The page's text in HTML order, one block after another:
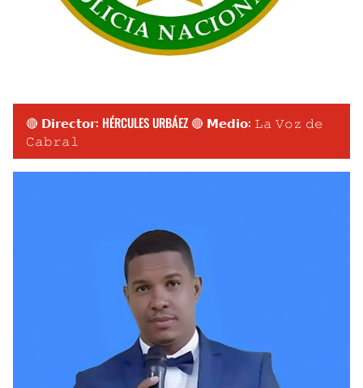
🔴 𝗗𝗶𝗿𝗲𝗰𝘁𝗼𝗿: HÉRCULES URBÁEZ 🔴 𝗠𝗲𝗱𝗶𝗼: 𝙻𝚊 𝚅𝚘𝚣 𝚍𝚎
𝙲𝚊𝚋𝚛𝚊𝚕